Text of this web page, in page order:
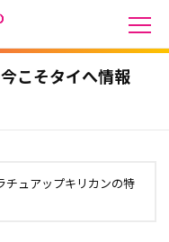
こそタイへ情報
チュアップキリカンの特